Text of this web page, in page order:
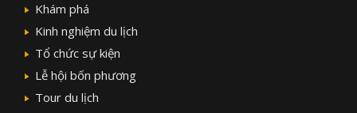
Khám phá
Kinh nghiệm du lịch
Tổ chức sự kiện
Lễ hội bốn phương
Tour du lịch